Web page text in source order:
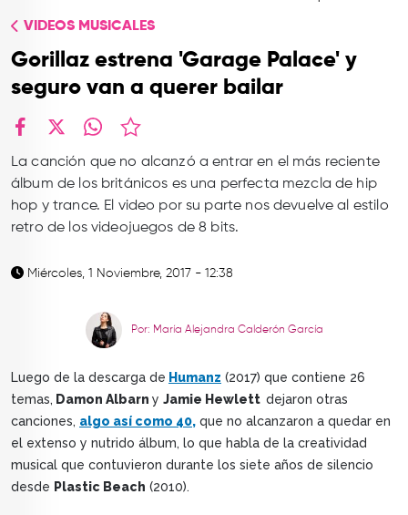
CONTACTO
VIDEOS MUSICALES
Gorillaz estrena 'Garage Palace' y
seguro van a querer bailar
La canción que no alcanzó a entrar en el más reciente
álbum de los británicos es una perfecta mezcla de hip
hop y trance. El video por su parte nos devuelve al estilo
retro de los videojuegos de 8 bits.
Miércoles, 1 Noviembre, 2017 - 12:38
Por: María Alejandra Calderón García
Luego de la descarga de Humanz (2017) que contiene 26
temas, Damon Albarn y Jamie Hewlett dejaron otras
canciones, algo así como 40, que no alcanzaron a quedar en
el extenso y nutrido álbum, lo que habla de la creatividad
musical que contuvieron durante los siete años de silencio
desde Plastic Beach (2010).